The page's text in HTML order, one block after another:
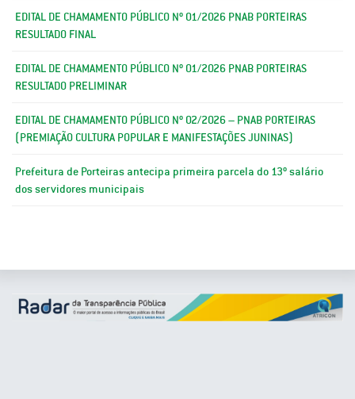
EDITAL DE CHAMAMENTO PÚBLICO Nº 01/2026 PNAB PORTEIRAS
RESULTADO FINAL
EDITAL DE CHAMAMENTO PÚBLICO Nº 01/2026 PNAB PORTEIRAS
RESULTADO PRELIMINAR
EDITAL DE CHAMAMENTO PÚBLICO Nº 02/2026 – PNAB PORTEIRAS
(PREMIAÇÃO CULTURA POPULAR E MANIFESTAÇÕES JUNINAS)
Prefeitura de Porteiras antecipa primeira parcela do 13º salário
dos servidores municipais